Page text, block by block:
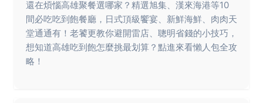
還在煩惱高雄聚餐選哪家？精選旭集、漢來海港等10
間必吃吃到飽餐廳，日式頂級饗宴、新鮮海鮮、肉肉天
堂通通有！老饕更教你避開雷店、聰明省錢的小技巧，
想知道高雄吃到飽怎麼挑最划算？點進來看懶人包全攻
略！